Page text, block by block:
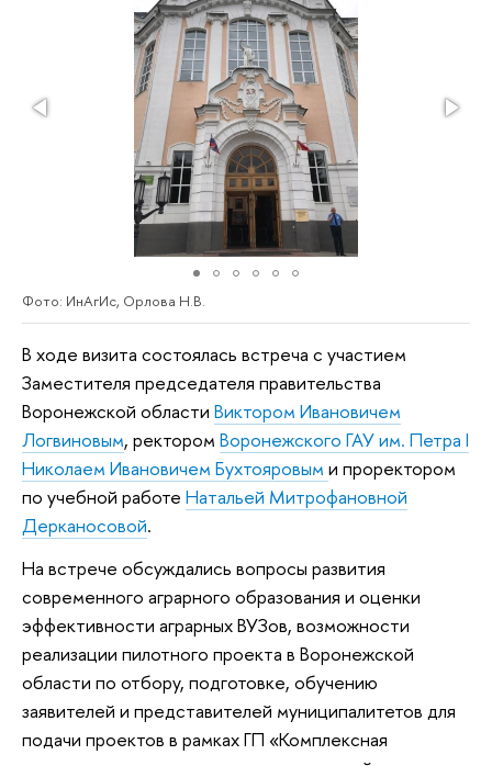
Фото: ИнАгИс, Орлова Н.В.
В ходе визита состоялась встреча с участием
Заместителя председателя правительства
Воронежской области Виктором Ивановичем
Логвиновым, ректором Воронежского ГАУ им. Петра I
Николаем Ивановичем Бухтояровым и проректором
по учебной работе Натальей Митрофановной
Дерканосовой.
На встрече обсуждались вопросы развития
современного аграрного образования и оценки
эффективности аграрных ВУЗов, возможности
реализации пилотного проекта в Воронежской
области по отбору, подготовке, обучению
заявителей и представителей муниципалитетов для
подачи проектов в рамках ГП «Комплексная